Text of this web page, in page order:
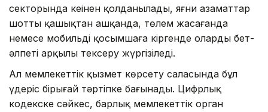
секторында кеңінен қолданылады, яғни азаматтар
шотты қашықтан ашқанда, төлем жасағанда
немесе мобильді қосымшаға кіргенде олардың бет-
әлпеті арқылы тексеру жүргізіледі.
Ал мемлекеттік қызмет көрсету саласында бұл
үдеріс бірыңғай тәртіпке бағынады. Цифрлық
кодекске сәйкес, барлық мемлекеттік орган